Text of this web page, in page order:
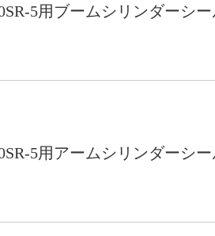
5用ブームシリンダーシ
5用アームシリンダーシ